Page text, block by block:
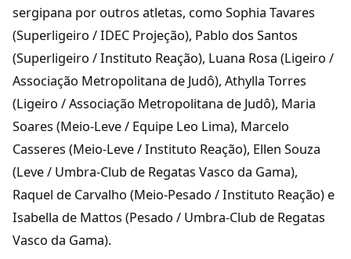
sergipana por outros atletas, como Sophia Tavares
(Superligeiro / IDEC Projeção), Pablo dos Santos
(Superligeiro / Instituto Reação), Luana Rosa (Ligeiro /
Associação Metropolitana de Judô), Athylla Torres
(Ligeiro / Associação Metropolitana de Judô), Maria
Soares (Meio-Leve / Equipe Leo Lima), Marcelo
Casseres (Meio-Leve / Instituto Reação), Ellen Souza
(Leve / Umbra-Club de Regatas Vasco da Gama),
Raquel de Carvalho (Meio-Pesado / Instituto Reação) e
Isabella de Mattos (Pesado / Umbra-Club de Regatas
Vasco da Gama).